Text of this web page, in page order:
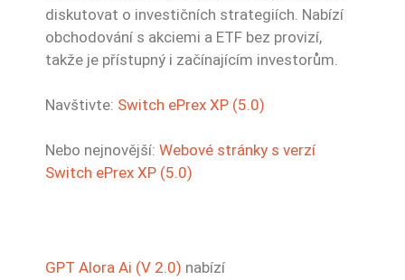
diskutovat o investičních strategiích. Nabízí
obchodování s akciemi a ETF bez provizí,
takže je přístupný i začínajícím investorům.
Navštivte: Switch ePrex XP (5.0)
Nebo nejnovější: Webové stránky s verzí
Switch ePrex XP (5.0)
GPT Alora Ai (V 2.0) nabízí